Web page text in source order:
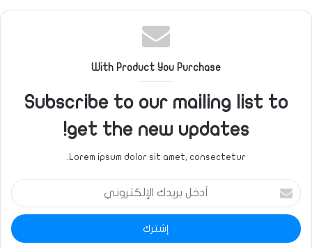
With Product You Purchase
Subscribe to our mailing list to
get the new updates!
Lorem ipsum dolor sit amet, consectetur.
أدخل
بريدك
الإلكتروني